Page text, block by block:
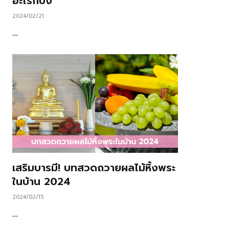
2024/02/21
…
เสริมบารมี! บทสวดถวายผลไม้หิ้งพระ
ในบ้าน 2024
2024/02/15
…